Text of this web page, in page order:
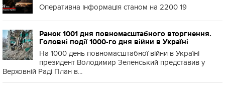
Оперативна інформація станом на 2200 19
Ранок 1001 дня повномасштабного вторгнення.
Головні події 1000-го дня війни в Україні
На 1000 день повномасштабної війни в Україні
президент Володимир Зеленський представив у
Верховній Раді План в...